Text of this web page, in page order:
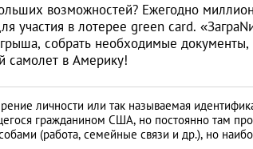
возможностей? Ежегодно
участия в лотерее green card.
собрать необходимые документы,
самолет в Америку!
личности или так называемая
гражданином США, но постоянно там
(работа, семейные связи и др.), но